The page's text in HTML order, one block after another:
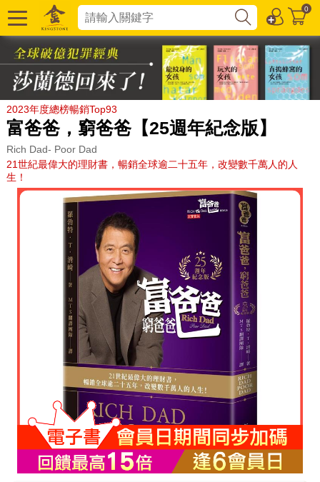
0
2023年度總榜暢銷Top93
富爸爸，窮爸爸【25週年紀念版】
Rich Dad- Poor Dad
21世紀最偉大的理財書，暢銷全球逾二十五年，改變數千萬人的人
生！